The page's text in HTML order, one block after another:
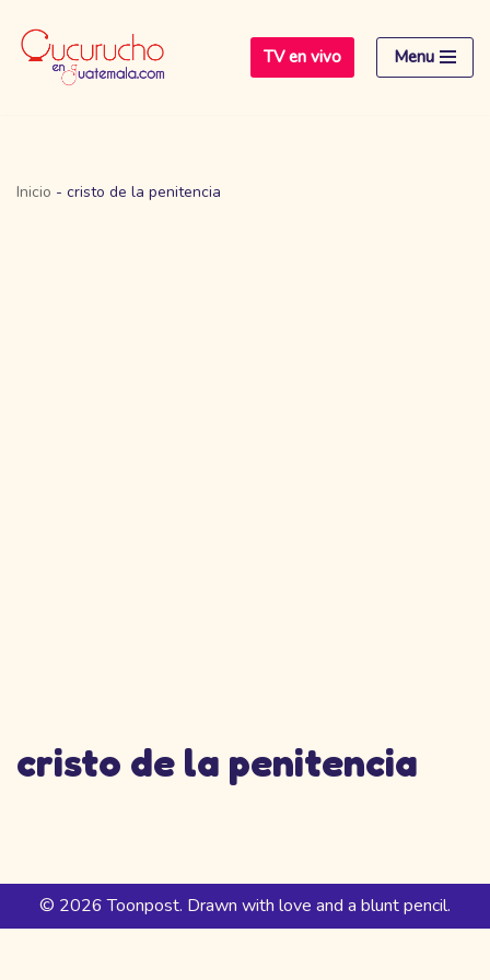
Saltar
TV en vivo Menu
Inicio - cristo de la penitencia
cristo de la penitencia
© 2026 Toonpost. Drawn with love and a blunt pencil.